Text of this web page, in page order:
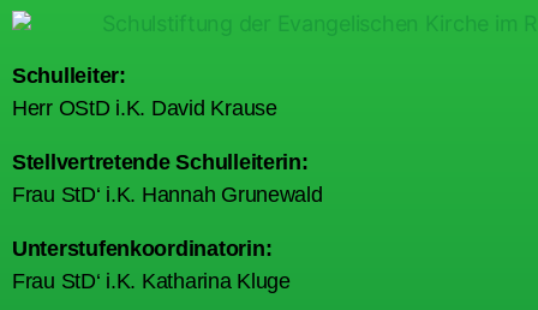
Schulleiter:
Herr OStD i.K. David Krause
Stellvertretende Schulleiterin:
Frau StD‘ i.K. Hannah Grunewald
Unterstufenkoordinatorin:
Frau StD‘ i.K. Katharina Kluge